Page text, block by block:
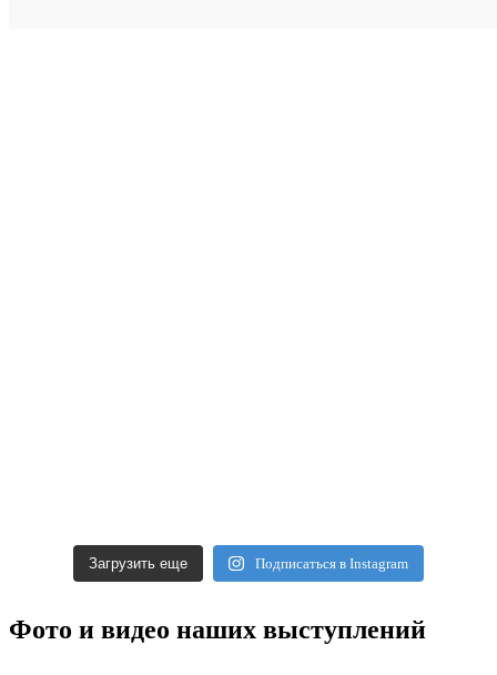
Загрузить еще Подписаться в Instagram
Фото и видео наших выступлений